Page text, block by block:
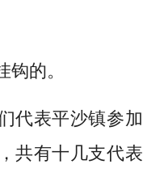
的。
代表平沙镇参加
共有十几支代表